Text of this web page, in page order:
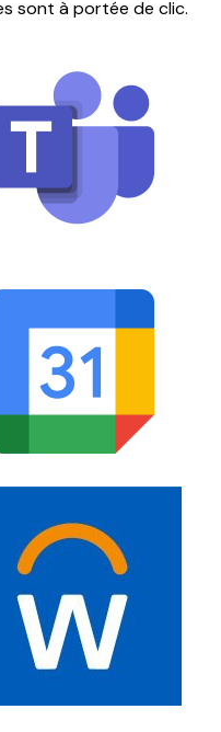
sont à portée de clic.